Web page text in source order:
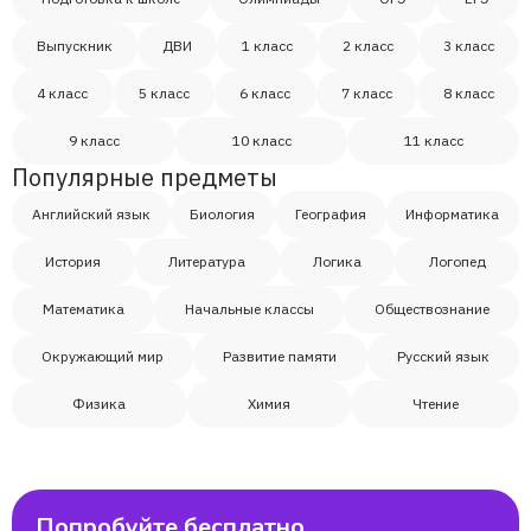
Валерия
Рената
Илья Андрейковский
Выпускник ДВИ 1 класс 2 класс 3 класс
4 класс 5 класс 6 класс 7 класс 8 класс
9 класс 10 класс 11 класс
Популярные предметы
Английский язык Биология География Информатика
История Литература Логика Логопед
Математика Начальные классы Обществознание
Окружающий мир Развитие памяти Русский язык
Физика Химия Чтение